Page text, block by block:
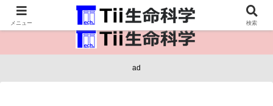
医療保健・生命・生物の情報インフラ。
ad
メニュー 検索